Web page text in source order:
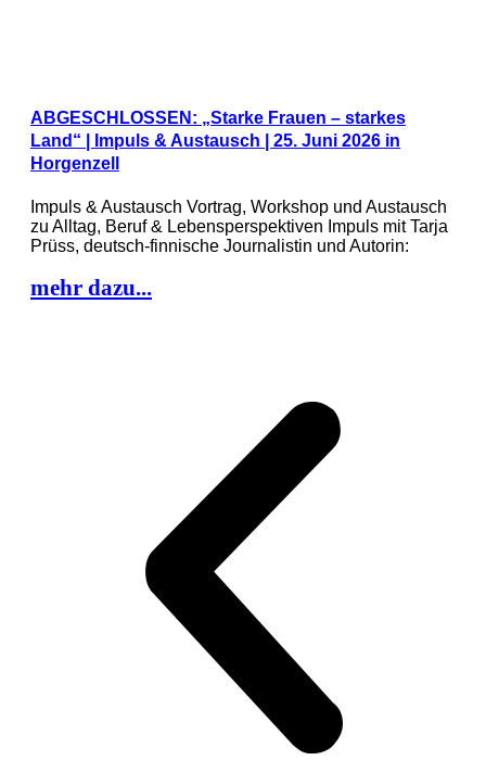
ABGESCHLOSSEN: „Starke Frauen – starkes
Land“ | Impuls & Austausch | 25. Juni 2026 in
Horgenzell
Impuls & Austausch Vortrag, Workshop und Austausch
zu Alltag, Beruf & Lebensperspektiven Impuls mit Tarja
Prüss, deutsch-finnische Journalistin und Autorin:
mehr dazu...